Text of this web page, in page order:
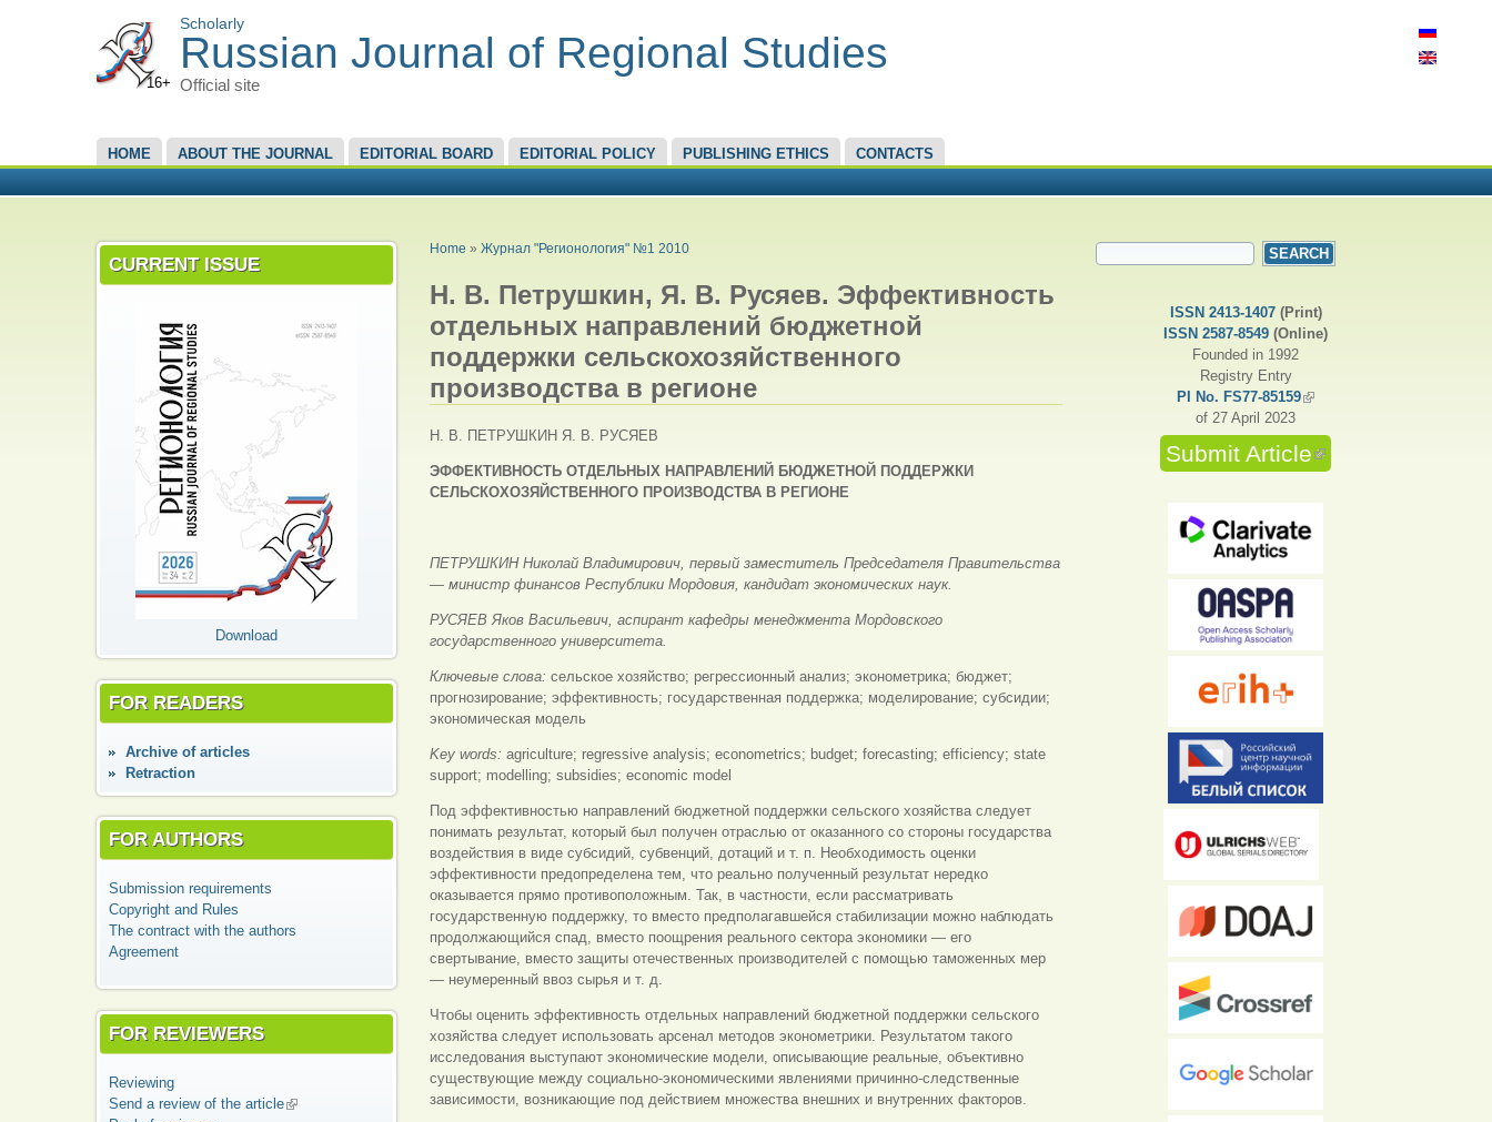
16+
Scholarly
Russian Journal of Regional Studies
Official site
MAIN MENU
HOME ABOUT THE JOURNAL EDITORIAL BOARD EDITORIAL POLICY PUBLISHING ETHICS CONTACTS
CURRENT ISSUE
Download
FOR READERS
Аrchive of articles
Retraction
FOR AUTHORS
Submission requirements
Copyright and Rules
The contract with the authors
Agreement
FOR REVIEWERS
Reviewing
Send a review of the article(link is external)
YOU ARE HERE
Home » Журнал "Регионология" №1 2010
Н. В. Петрушкин, Я. В. Русяев. Эффективность
отдельных направлений бюджетной
поддержки сельскохозяйственного
производства в регионе
Н. В. ПЕТРУШКИН Я. В. РУСЯЕВ
ЭФФЕКТИВНОСТЬ ОТДЕЛЬНЫХ НАПРАВЛЕНИЙ БЮДЖЕТНОЙ ПОДДЕРЖКИ
СЕЛЬСКОХОЗЯЙСТВЕННОГО ПРОИЗВОДСТВА В РЕГИОНЕ
ПЕТРУШКИН Николай Владимирович, первый заместитель Председателя Правительства
— министр финансов Республики Мордовия, кандидат экономических наук.
РУСЯЕВ Яков Васильевич, аспирант кафедры менеджмента Мордовского
государственного университета.
Ключевые слова: сельское хозяйство; регрессионный анализ; эконометрика; бюджет;
прогнозирование; эффективность; государственная поддержка; моделирование; субсидии;
экономическая модель
Key words: agriculture; regressive analysis; econometrics; budget; forecasting; efficiency; state
support; modelling; subsidies; economic model
Под эффективностью направлений бюджетной поддержки сельского хозяйства следует
понимать результат, который был получен отраслью от оказанного со стороны государства
воздействия в виде субсидий, субвенций, дотаций и т. п. Необходимость оценки
эффективности предопределена тем, что реально полученный результат нередко
оказывается прямо противоположным. Так, в частности, если рассматривать
государственную поддержку, то вместо предполагавшейся стабилизации можно наблюдать
продолжающийся спад, вместо поощрения реального сектора экономики — его
свертывание, вместо защиты отечественных производителей с помощью таможенных мер
— неумеренный ввоз сырья и т. д.
Чтобы оценить эффективность отдельных направлений бюджетной поддержки сельского
хозяйства следует использовать арсенал методов эконометрики. Результатом такого
исследования выступают экономические модели, описывающие реальные, объективно
существующие между социально-экономическими явлениями причинно-следственные
зависимости, возникающие под действием множества внешних и внутренних факторов.
SEARCH FORM
ISSN 2413-1407(Print)
ISSN 2587-8549 (Online)
Founded in 1992
Registry Entry
PI No. FS77-85159(link is external)
of 27 April 2023
Submit Article(link is external)